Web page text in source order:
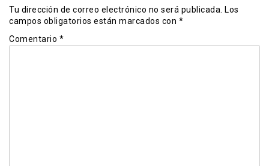
Tu dirección de correo electrónico no será publicada.
Los
campos obligatorios están marcados con *
Comentario *